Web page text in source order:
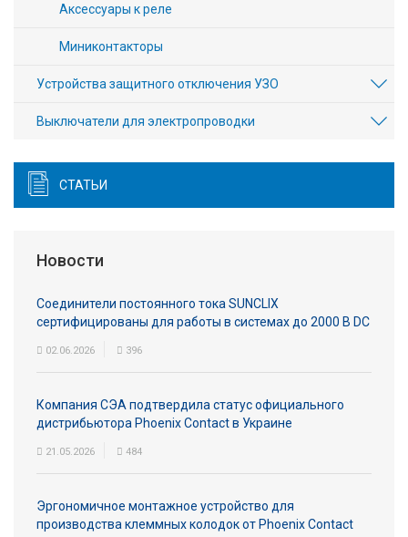
Аксессуары к реле
Миниконтакторы
Устройства защитного отключения УЗО
Выключатели для электропроводки
СТАТЬИ
Новости
Соединители постоянного тока SUNCLIX
сертифицированы для работы в системах до 2000 В DC
02.06.2026 396
Компания СЭА подтвердила статус официального
дистрибьютора Phoenix Contact в Украине
21.05.2026 484
Эргономичное монтажное устройство для
производства клеммных колодок от Phoenix Contact